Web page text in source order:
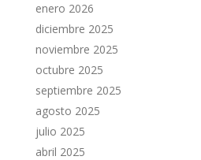
enero 2026
diciembre 2025
noviembre 2025
octubre 2025
septiembre 2025
agosto 2025
julio 2025
abril 2025